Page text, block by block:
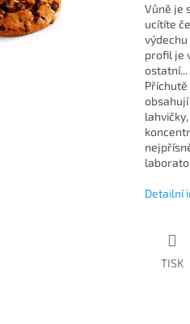
Vůně je
ucítíte
výdechu
profil je
ostatní...
Detailní
TISK